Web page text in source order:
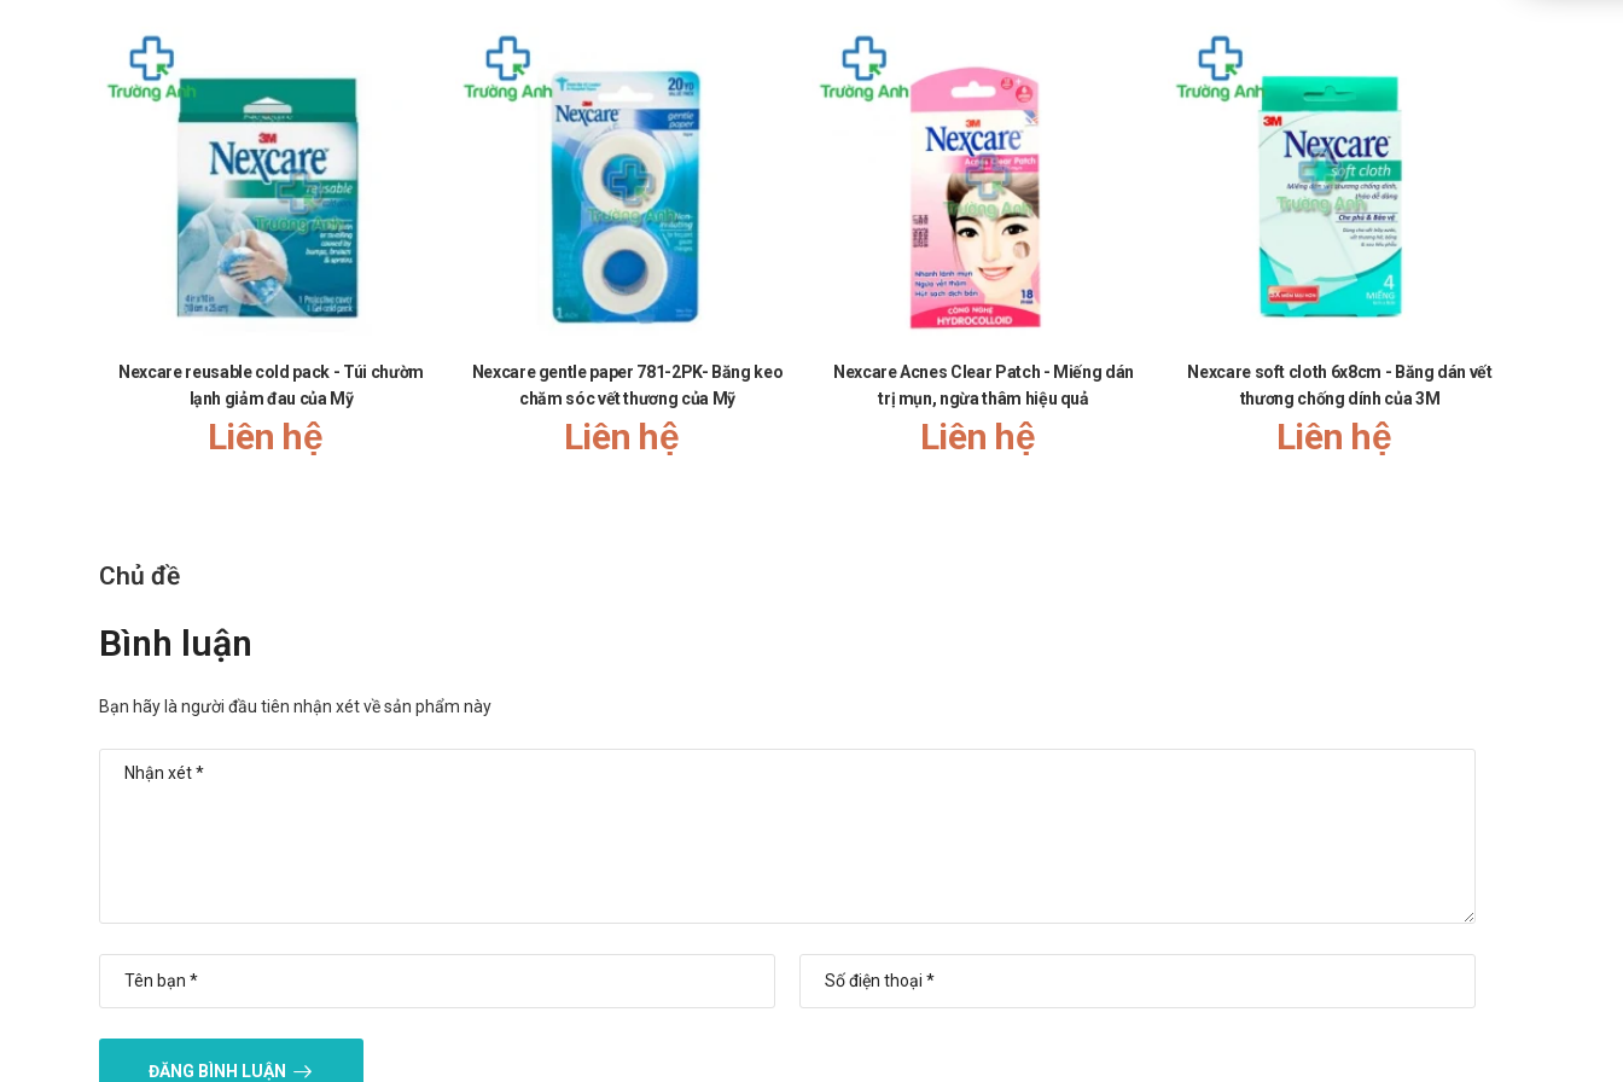
Các bạn có thể dễ dàng mua Nexcare Clear PlastictạiTrường Anh
Mua hàng trực tiếp tại cửa hàng với khách lẻ theo khung giờ
sáng:10h-11h
chiều: 14h30-15h30
Mua hàng trên website:
https://santhuoc.net
Mua hàng qua số điện thoại hotline:
Call/Zalo: 090.179.6388để được gặp dược sĩ đại học tư vấn cụ thể và nhanh nhất.
Nexcare reusable cold pack - Túi chườm
lạnh giảm đau của Mỹ
Liên hệ
Nexcare gentle paper 781-2PK- Băng keo
chăm sóc vết thương của Mỹ
Liên hệ
Nexcare Acnes Clear Patch - Miếng dán
trị mụn, ngừa thâm hiệu quả
Liên hệ
Nexcare soft cloth 6x8cm - Băng dán vết
thương chống dính của 3M
Liên hệ
Chủ đề
Bình luận
Bạn hãy là người đầu tiên nhận xét về sản phẩm này
ĐĂNG BÌNH LUẬN